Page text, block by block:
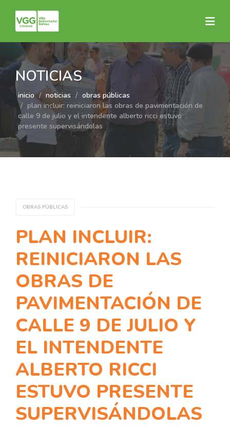
NOTICIAS
inicio noticias
obras públicas
plan incluir: reiniciaron las obras de pavimentación de
calle 9 de julio y el intendente alberto ricci estuvo
presente supervisándolas
OBRAS PÚBLICAS
PLAN INCLUIR:
REINICIARON LAS
OBRAS DE
PAVIMENTACIÓN DE
CALLE 9 DE JULIO Y
EL INTENDENTE
ALBERTO RICCI
ESTUVO PRESENTE
SUPERVISÁNDOLAS